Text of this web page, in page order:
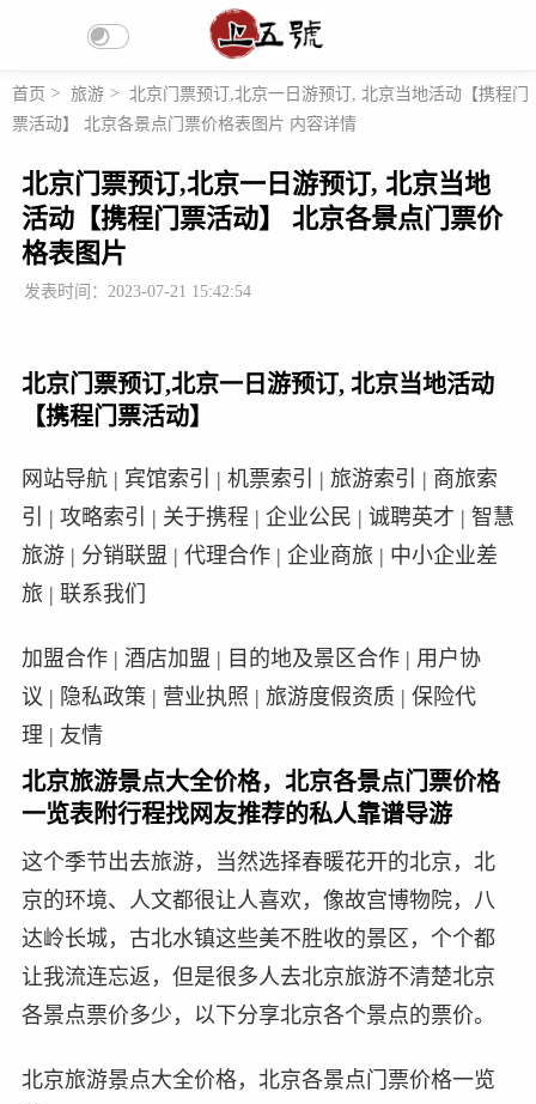
首页 > 旅游 > 北京门票预订,北京一日游预订, 北京当地活动【携程门
票活动】 北京各景点门票价格表图片 内容详情
北京门票预订,北京一日游预订, 北京当地
活动【携程门票活动】 北京各景点门票价
格表图片
发表时间：2023-07-21 15:42:54
北京门票预订,北京一日游预订, 北京当地活动
【携程门票活动】
网站导航 | 宾馆索引 | 机票索引 | 旅游索引 | 商旅索
引 | 攻略索引 | 关于携程 | 企业公民 | 诚聘英才 | 智慧
旅游 | 分销联盟 | 代理合作 | 企业商旅 | 中小企业差
旅 | 联系我们
加盟合作 | 酒店加盟 | 目的地及景区合作 | 用户协
议 | 隐私政策 | 营业执照 | 旅游度假资质 | 保险代
理 | 友情
北京旅游景点大全价格，北京各景点门票价格
一览表附行程找网友推荐的私人靠谱导游
这个季节出去旅游，当然选择春暖花开的北京，北
京的环境、人文都很让人喜欢，像故宫博物院，八
达岭长城，古北水镇这些美不胜收的景区，个个都
让我流连忘返，但是很多人去北京旅游不清楚北京
各景点票价多少，以下分享北京各个景点的票价。
北京旅游景点大全价格，北京各景点门票价格一览